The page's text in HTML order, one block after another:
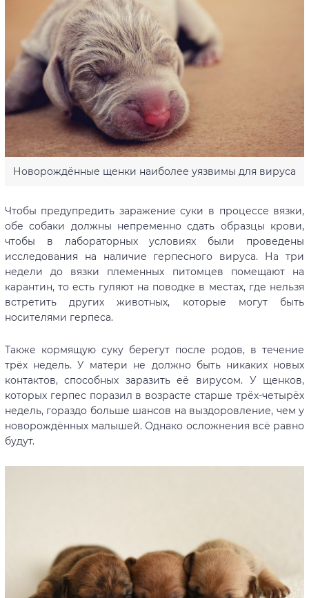
Новорождённые щенки наиболее уязвимы для вируса
Чтобы предупредить заражение суки в процессе вязки,
обе собаки должны непременно сдать образцы крови,
чтобы в лабораторных условиях были проведены
исследования на наличие герпесного вируса. На три
недели до вязки племенных питомцев помещают на
карантин, то есть гуляют на поводке в местах, где нельзя
встретить других животных, которые могут быть
носителями герпеса.
Также кормящую суку берегут после родов, в течение
трёх недель. У матери не должно быть никаких новых
контактов, способных заразить её вирусом. У щенков,
которых герпес поразил в возрасте старше трёх-четырёх
недель, гораздо больше шансов на выздоровление, чем у
новорождённых малышей. Однако осложнения всё равно
будут.